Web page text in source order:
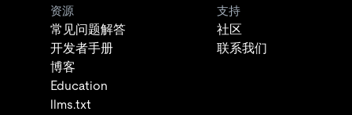
资源
常见问题解答
开发者手册
博客
Education
llms.txt
支持
社区
联系我们